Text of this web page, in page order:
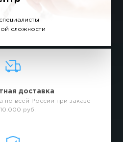
сложности
доставка
по всей России при заказе
руб.